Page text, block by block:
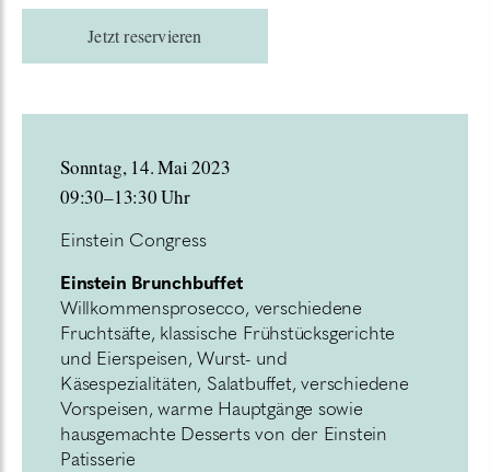
Jetzt reservieren
Sonntag, 14. Mai 2023
09:30–13:30 Uhr
Einstein Congress
Einstein Brunchbuffet
Willkommensprosecco, verschiedene
Fruchtsäfte, klassische Frühstücksgerichte
und Eierspeisen, Wurst- und
Käsespezialitäten, Salatbuffet, verschiedene
Vorspeisen, warme Hauptgänge sowie
hausgemachte Desserts von der Einstein
Patisserie